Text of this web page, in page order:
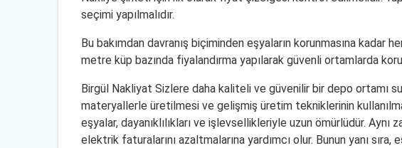
seçimi yapılmalıdır.
Bu bakımdan davranış biçiminden eşyaların korunmasına kadar
metre küp bazında fiyalandırma yapılarak güvenli ortamlarda
Birgül Nakliyat Sizlere daha kaliteli ve güvenilir bir depo ortamı
materyallerle üretilmesi ve gelişmiş üretim tekniklerinin
eşyalar, dayanıklılıkları ve işlevsellikleriyle uzun ömürlüdür. Aynı
elektrik faturalarını azaltmalarına yardımcı olur. Bunun yanı